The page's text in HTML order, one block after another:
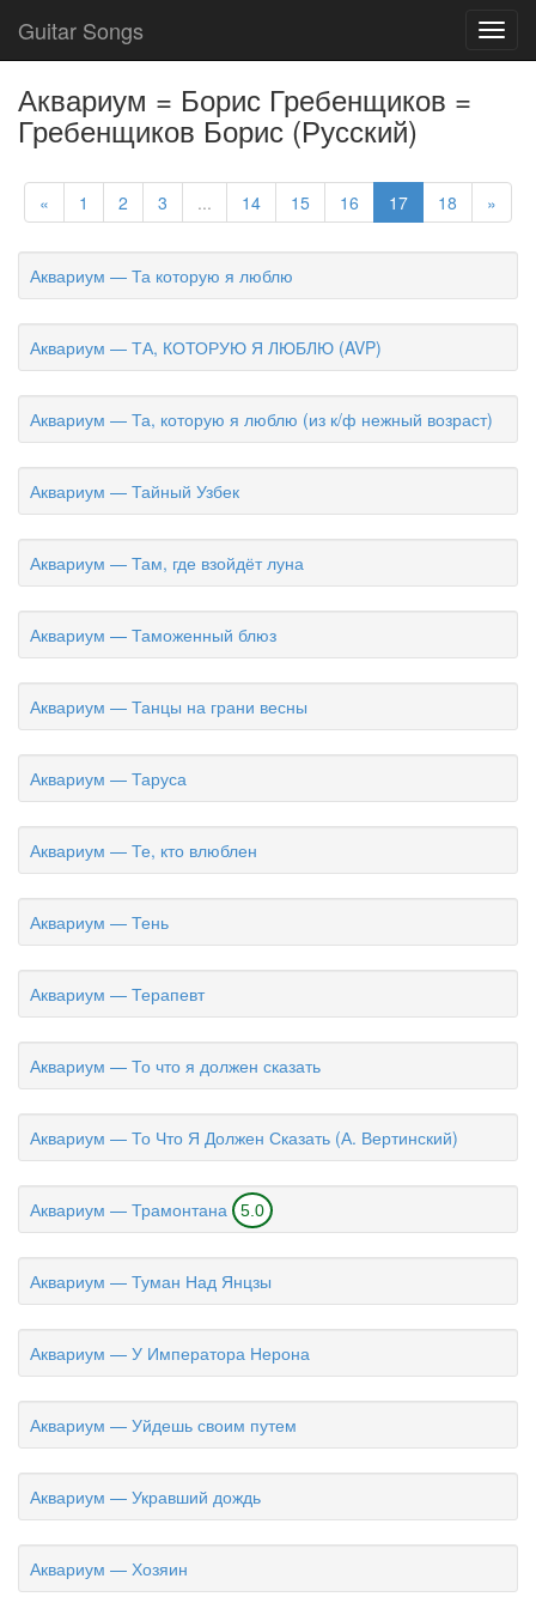
Guitar Songs
Аквариум = Борис Гребенщиков =
Гребенщиков Борис (Русский)
« 1 2 3 ... 14 15 16 17 18 »
Аквариум — Та которую я люблю
Аквариум — ТА, КОТОРУЮ Я ЛЮБЛЮ (AVP)
Аквариум — Та, которую я люблю (из к/ф нежный возраст)
Аквариум — Тайный Узбек
Аквариум — Там, где взойдёт луна
Аквариум — Таможенный блюз
Аквариум — Танцы на грани весны
Аквариум — Таруса
Аквариум — Те, кто влюблен
Аквариум — Тень
Аквариум — Терапевт
Аквариум — То что я должен сказать
Аквариум — То Что Я Должен Сказать (А. Вертинский)
Аквариум — Трамонтана 5.0
Аквариум — Туман Над Янцзы
Аквариум — У Императора Нерона
Аквариум — Уйдешь своим путем
Аквариум — Укравший дождь
Аквариум — Хозяин